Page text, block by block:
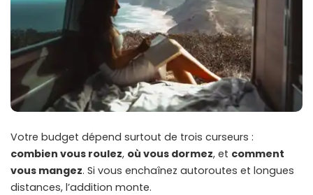
Votre budget dépend surtout de trois curseurs :
combien vous roulez, où vous dormez, et comment
vous mangez. Si vous enchaînez autoroutes et longues
distances, l’addition monte.